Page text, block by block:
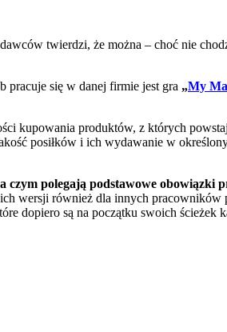
twierdzi, że można – choć nie
pracuje się w danej firmie jest gra „My
kupowania produktów, z których
posiłków i ich wydawanie w
czym polegają podstawowe obowiązki
wersji również dla innych
dopiero są na początku swoich